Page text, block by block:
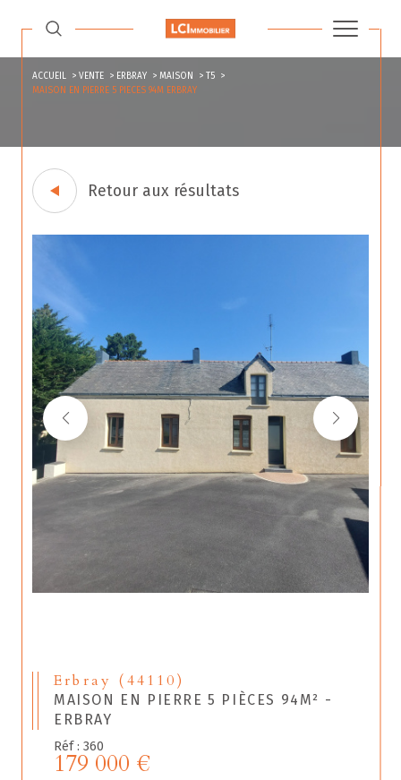
ACCUEIL VENTE ERBRAY MAISON
T5
MAISON EN PIERRE 5 PIECES 94M ERBRAY
Retour aux résultats
Erbray (44110)
MAISON EN PIERRE 5 PIÈCES 94M² -
ERBRAY
Réf : 360
179 000 €